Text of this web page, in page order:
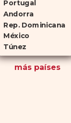
Portugal
Andorra
Rep. Dominicana
México
Túnez
más países